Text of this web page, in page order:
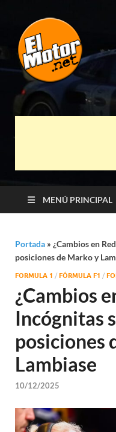
MENÚ PRINCIPAL
Portada » ¿Cambios en
posiciones de Marko y
FORMULA 1 / FÓRMULA F1 /
¿Cambios
Incógnitas
posiciones
Lambiase
10/12/2025